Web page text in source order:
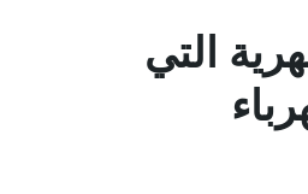
التي